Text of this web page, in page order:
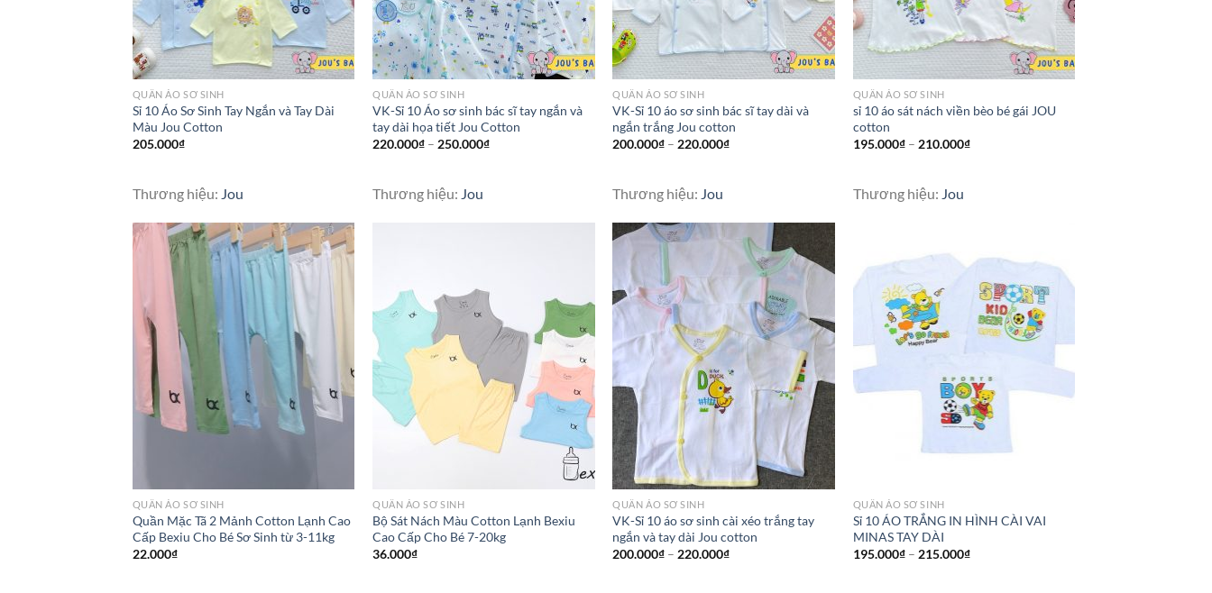
QUẦN ÁO SƠ SINH
Sỉ 10 Áo Sơ Sinh Tay Ngắn và Tay Dài
Màu Jou Cotton
205.000₫
Thương hiệu: Jou
QUẦN ÁO SƠ SINH
VK-Sỉ 10 Áo sơ sinh bác sĩ tay ngắn và
tay dài họa tiết Jou Cotton
220.000₫ – 250.000₫
Thương hiệu: Jou
QUẦN ÁO SƠ SINH
VK-Sỉ 10 áo sơ sinh bác sĩ tay dài và
ngắn trắng Jou cotton
200.000₫ – 220.000₫
Thương hiệu: Jou
QUẦN ÁO SƠ SINH
sỉ 10 áo sát nách viền bèo bé gái JOU
cotton
195.000₫– 210.000₫
Thương hiệu: Jou
QUẦN ÁO SƠ SINH
Quần Mặc Tã 2 Mảnh Cotton Lạnh Cao
Cấp Bexiu Cho Bé Sơ Sinh từ 3-11kg
22.000₫
QUẦN ÁO SƠ SINH
Bộ Sát Nách Màu Cotton Lạnh Bexiu
Cao Cấp Cho Bé 7-20kg
36.000₫
QUẦN ÁO SƠ SINH
VK-Sỉ 10 áo sơ sinh cài xéo trắng tay
ngắn và tay dài Jou cotton
200.000₫ – 220.000₫
QUẦN ÁO SƠ SINH
Sỉ 10 ÁO TRẮNG IN HÌNH CÀI VAI
MINAS TAY DÀI
195.000₫– 215.000₫